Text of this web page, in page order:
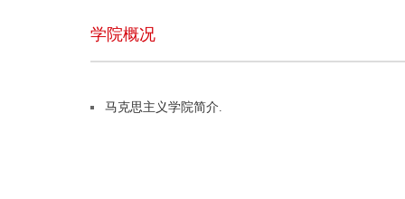
学院概况
马克思主义学院简介.